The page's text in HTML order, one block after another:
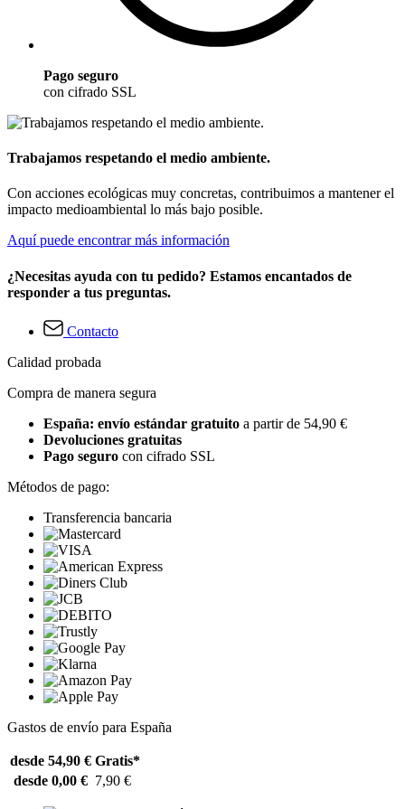
Pago seguro
con cifrado SSL
Trabajamos respetando el medio ambiente.
Con acciones ecológicas muy concretas, contribuimos a mantener el
impacto medioambiental lo más bajo posible.
Aquí puede encontrar más información
¿Necesitas ayuda con tu pedido? Estamos encantados de
responder a tus preguntas.
Contacto
Calidad probada
Compra de manera segura
España: envío estándar gratuito a partir de 54,90 €
Devoluciones gratuitas
Pago seguro con cifrado SSL
Métodos de pago:
Transferencia bancaria
Gastos de envío para España
desde 54,90 € Gratis*
desde 0,00 € 7,90 €